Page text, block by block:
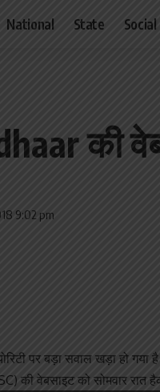
National State Social
की
9:02 pm
पर बड़ा सवाल खड़ा हो
की वेबसाइट को सोमवार रात